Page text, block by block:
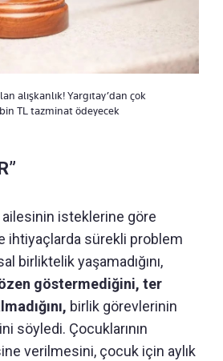
alışkanlık! Yargıtay’dan çok
TL tazminat ödeyecek
ailesinin isteklerine göre
ihtiyaçlarda sürekli problem
birliktelik yaşamadığını,
özen göstermediğini, ter
birlik görevlerinin
söyledi. Çocuklarının
verilmesini, çocuk için aylık